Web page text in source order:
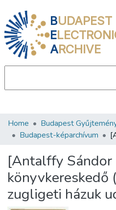
BUDAPEST
E
ARCHIVE
Communities & Collections
Statistics
About us
Home Budapest
Budapest-képarchívum
[Antalffy Sándor
könyvkereskedő
zugligeti házuk